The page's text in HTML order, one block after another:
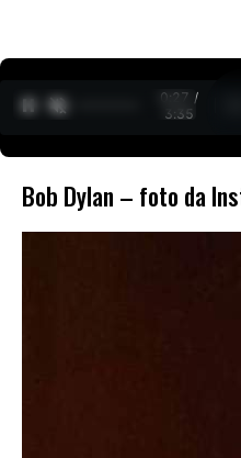
0:27 /
3:35
Bob Dylan – foto da